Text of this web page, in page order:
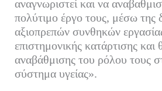
αναγνωριστεί και να
πολύτιμο έργο τους, μέσω της
αξιοπρεπών συνθηκών
επιστημονικής κατάρτισης και
αναβάθμισης του ρόλου τους
σύστημα υγείας».